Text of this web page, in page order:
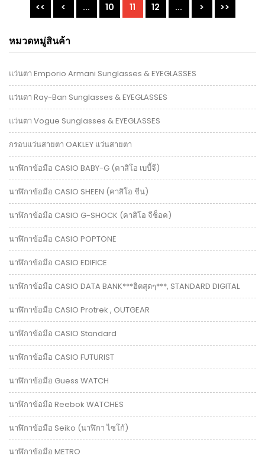
<< < ... 10 11 12 ... > >>
หมวดหมู่สินค้า
แว่นตา Emporio Armani Sunglasses & EYEGLASSES
แว่นตา Ray-Ban Sunglasses & EYEGLASSES
แว่นตา Vogue Sunglasses & EYEGLASSES
กรอบแว่นสายตา OAKLEY แว่นสายตา
นาฬิกาข้อมือ CASIO BABY-G (คาสิโอ เบบี้จี)
นาฬิกาข้อมือ CASIO SHEEN (คาสิโอ ชีน)
นาฬิกาข้อมือ CASIO G-SHOCK (คาสิโอ จีช็อค)
นาฬิกาข้อมือ CASIO POPTONE
นาฬิกาข้อมือ CASIO EDIFICE
นาฬิกาข้อมือ CASIO DATA BANK***ฮิตสุดๆ***, STANDARD DIGITAL
นาฬิกาข้อมือ CASIO Protrek , OUTGEAR
นาฬิกาข้อมือ CASIO Standard
นาฬิกาข้อมือ CASIO FUTURIST
นาฬิกาข้อมือ Guess WATCH
นาฬิกาข้อมือ Reebok WATCHES
นาฬิกาข้อมือ Seiko (นาฬิกา ไซโก้)
นาฬิกาข้อมือ METRO